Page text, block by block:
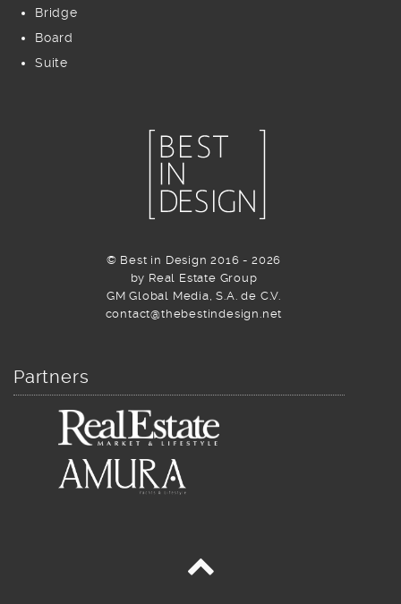
Bridge
Board
Suite
© Best in Design 2016 - 2026
by Real Estate Group
GM Global Media, S.A. de C.V.
contact@thebestindesign.net
Partners